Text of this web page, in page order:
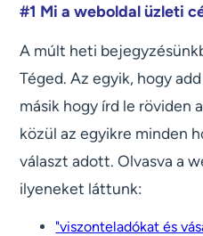
#1 Mi a weboldal üzleti
A múlt heti
Téged. Az egyik, hogy
másik hogy írd le röviden
közül az egyikre minden
választ adott. Olvasva a
ilyeneket láttunk:
"viszonteladókat és